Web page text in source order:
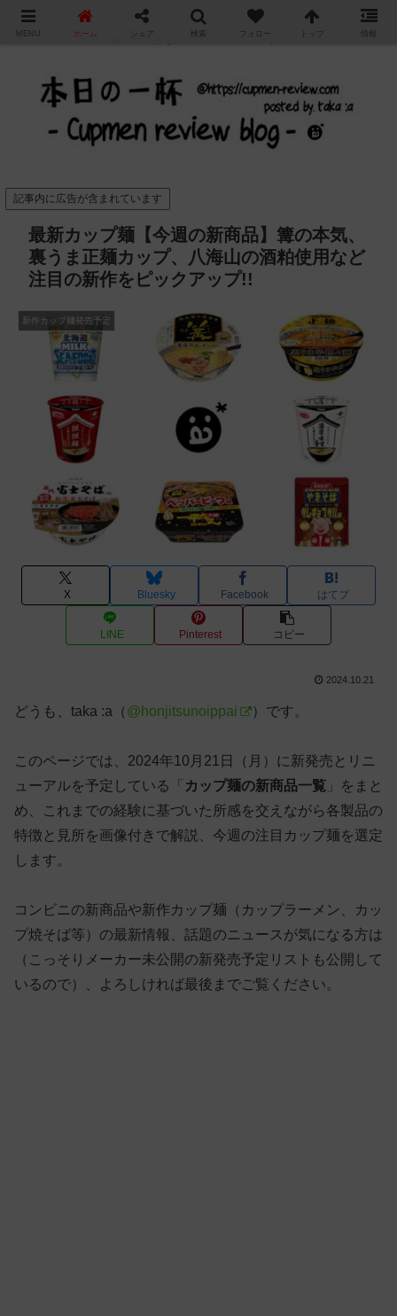
カップ麺の新商品をレビュー / アレンジするブログ
記事内に広告が含まれています
最新カップ麺【今週の新商品】篝の本気、
裏うま正麺カップ、八海山の酒粕使用など
注目の新作をピックアップ!!
新作カップ麺発売予定
X Bluesky Facebook はてブ
LINE Pinterest コピー
2024.10.21
どうも、taka :a（ @honjitsunoippai ）です。
このページでは、2024年10月21日（月）に新発売とリニ
ューアルを予定している「 カップ麺の新商品一覧 」をまと
め、これまでの経験に基づいた所感を交えながら各製品の
特徴と見所を画像付きで解説、今週の注目カップ麺を選定
します。
コンビニの新商品や新作カップ麺（カップラーメン、カッ
プ焼そば等）の最新情報、話題のニュースが気になる方は
（こっそりメーカー未公開の新発売予定リストも公開して
いるので）、よろしければ最後までご覧ください。
MENU ホーム シェア 検索 フォロー トップ 情報